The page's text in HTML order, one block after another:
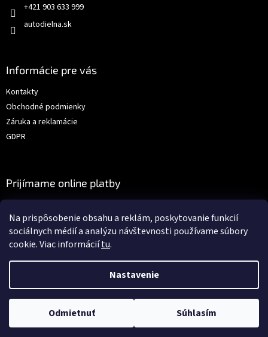
Na prispôsobenie obsahu a reklám, poskytovanie funkcií
sociálnych médií a analýzu návštevnosti používame súbory
cookie. Viac informáciítu.
Nastavenie
Odmietnuť Súhlasím
+421 903 633 999
autodielna.sk
Informácie pre vás
Kontakty
Obchodné podmienky
Záruka a reklamácie
GDPR
Prijímame online platby
Copyright 2026Auto-dielna.sk. Všetky práva vyhradené.Upraviť